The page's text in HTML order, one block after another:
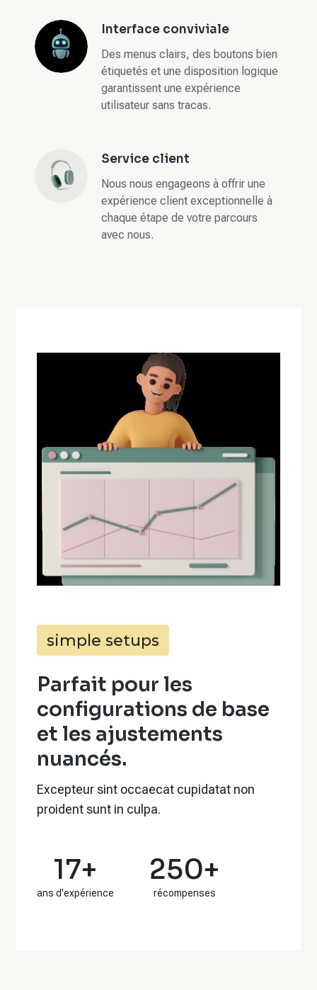
Interface conviviale
Des menus clairs, des boutons bien
étiquetés et une disposition logique
garantissent une expérience
utilisateur sans tracas.
Service client
Nous nous engageons à offrir une
expérience client exceptionnelle à
chaque étape de votre parcours
avec nous.
simple setups
Parfait pour les
configurations de base
et les ajustements
nuancés.
Excepteur sint occaecat cupidatat non
proident sunt in culpa.
17+
ans d'expérience
250+
récompenses